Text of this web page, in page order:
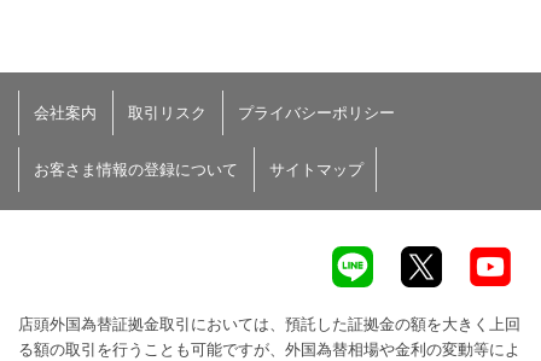
会社案内 取引リスク プライバシーポリシー
お客さま情報の登録について サイトマップ
店頭外国為替証拠金取引においては、預託した証拠金の額を大きく上回
る額の取引を行うことも可能ですが、外国為替相場や金利の変動等によ